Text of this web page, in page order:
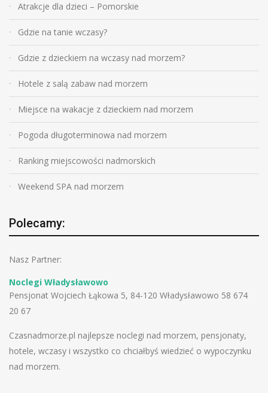
Atrakcje dla dzieci – Pomorskie
Gdzie na tanie wczasy?
Gdzie z dzieckiem na wczasy nad morzem?
Hotele z salą zabaw nad morzem
Miejsce na wakacje z dzieckiem nad morzem
Pogoda długoterminowa nad morzem
Ranking miejscowości nadmorskich
Weekend SPA nad morzem
Polecamy:
Nasz Partner:
Noclegi Władysławowo
Pensjonat Wojciech Łąkowa 5, 84-120 Władysławowo 58 674
20 67
Czasnadmorze.pl najlepsze noclegi nad morzem, pensjonaty,
hotele, wczasy i wszystko co chciałbyś wiedzieć o wypoczynku
nad morzem.